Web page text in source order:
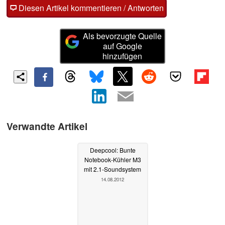
Diesen Artikel kommentieren / Antworten
Als bevorzugte Quelle
auf Google
hinzufügen
Verwandte Artikel
Deepcool: Bunte
Notebook-Kühler M3
mit 2.1-Soundsystem
14.08.2012